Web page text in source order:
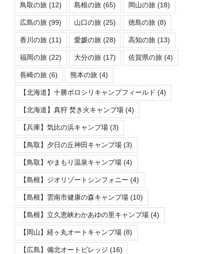
鳥取の旅 (12) 島根の旅 (65) 岡山の旅 (18)
広島の旅 (99) 山口の旅 (25) 徳島の旅 (8)
香川の旅 (11) 愛媛の旅 (28) 高知の旅 (13)
福岡の旅 (22) 大分の旅 (17) 佐賀県の旅 (4)
長崎の旅 (6) 熊本の旅 (4)
【北海道】十勝ポロシリキャンプフィールド (4)
【北海道】真狩 焚き火キャンプ場 (4)
【兵庫】気比の浜キャンプ場 (3)
【鳥取】夕日の丘神田キャンプ場 (3)
【鳥取】やまもり温泉キャンプ場 (4)
【島根】ジオリゾートシンフォニー (4)
【島根】雲南市健康の森キャンプ場 (10)
【島根】立久恵峡わかあゆの里キャンプ場 (4)
【岡山】経ヶ丸オートキャンプ場 (8)
【広島】備北オートビレッジ (16)